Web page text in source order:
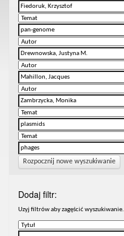
Rozpocznij nowe wyszukiwanie
Dodaj filtr:
Uzyj filtrów aby zagęścić wyszukiwanie.